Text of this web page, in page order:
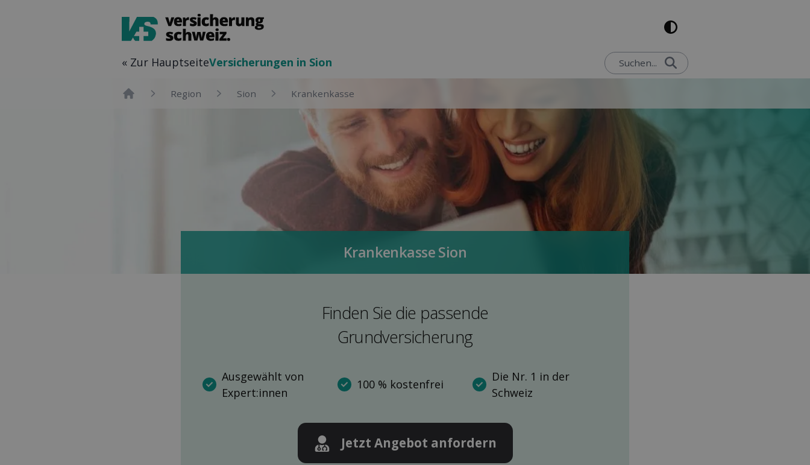
Suchen...
« Zur HauptseiteVersicher­ungen in Sion
Region Sion Kranken­kasse
Kranken­kasse Sion
Finden Sie die pas­sende
Grund­versicherung
Ausgewählt von
Expert:innen
100 % kostenfrei
Die Nr. 1 in der
Schweiz
Jetzt Angebot anfordern